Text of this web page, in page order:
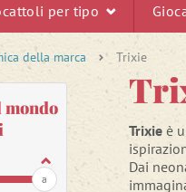
per tipo
della marca Trixie
a
Trixie è
Dai